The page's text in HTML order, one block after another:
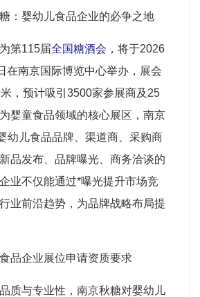
：婴幼儿食品企业的必争之地
第115届全国糖酒会 ，将于2026
在南京国际博览中心举办，展会
，预计吸引3500家参展商及25
婴童食品领域的核心展区，南京
幼儿食品品牌、渠道商、采购商
品发布、品牌曝光、商务洽谈的
业不仅能通过*曝光提升市场竞
业前沿趋势，为品牌战略布局提
品企业展位申请资质要求
质与专业性，南京秋糖对婴幼儿